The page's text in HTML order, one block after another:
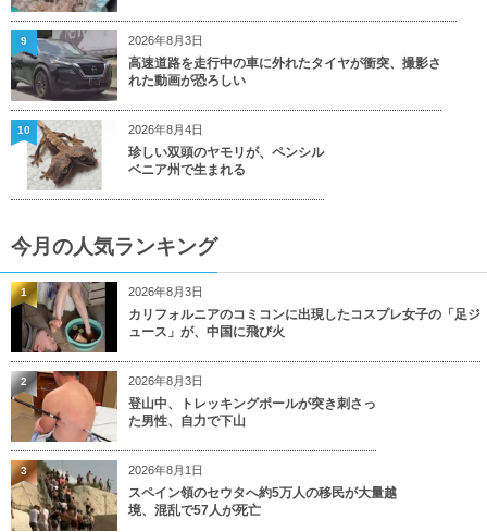
2026年8月3日
高速道路を走行中の車に外れたタイヤが衝突、撮影さ
れた動画が恐ろしい
9
2026年8月4日
珍しい双頭のヤモリが、ペンシル
ベニア州で生まれる
10
今月の人気ランキング
2026年8月3日
カリフォルニアのコミコンに出現したコスプレ女子の「足ジ
ュース」が、中国に飛び火
1
2026年8月3日
登山中、トレッキングポールが突き刺さっ
た男性、自力で下山
2
2026年8月1日
スペイン領のセウタへ約5万人の移民が大量越
境、混乱で57人が死亡
3